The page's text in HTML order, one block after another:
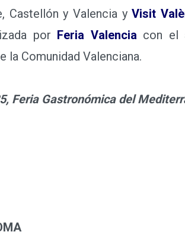
Castellón y Valencia yVisit
por Feria Valencia con el
la Comunidad Valenciana.
Feria Gastronómica del